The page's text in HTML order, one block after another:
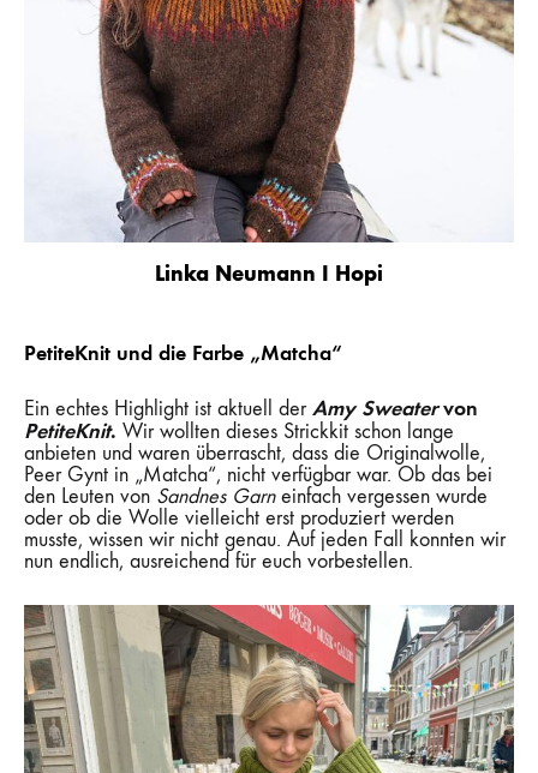
Linka Neumann I Hopi
PetiteKnit und die Farbe „Matcha“
Ein echtes Highlight ist aktuell derAmy Sweatervon
PetiteKnit. Wir wollten dieses Strickkit schon lange
anbieten und waren überrascht, dass die Originalwolle,
Peer Gynt in „Matcha“, nicht verfügbar war. Ob das bei
den Leuten von Sandnes Garneinfach vergessen wurde
oder ob die Wolle vielleicht erst produziert werden
musste, wissen wir nicht genau. Auf jeden Fall konnten wir
nun endlich, ausreichend für euch vorbestellen.